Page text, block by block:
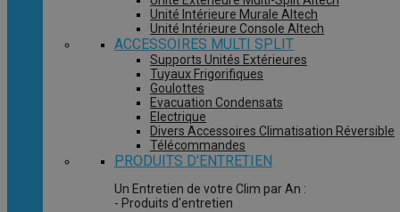
Unité Intérieure Murale Altech
Unité Intérieure Console Altech
ACCESSOIRES MULTI SPLIT
Supports Unités Extérieures
Tuyaux Frigorifiques
Goulottes
Evacuation Condensats
Electrique
Divers Accessoires Climatisation Réversible
Télécommandes
PRODUITS D'ENTRETIEN
Un Entretien de votre Clim par An :
- Produits d'entretien